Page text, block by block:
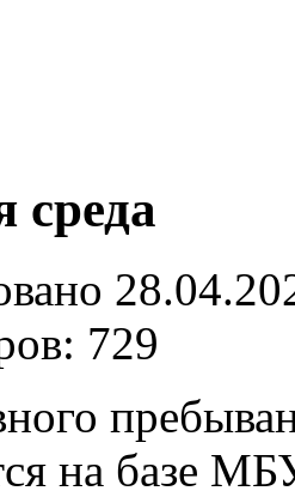
среда
729
на